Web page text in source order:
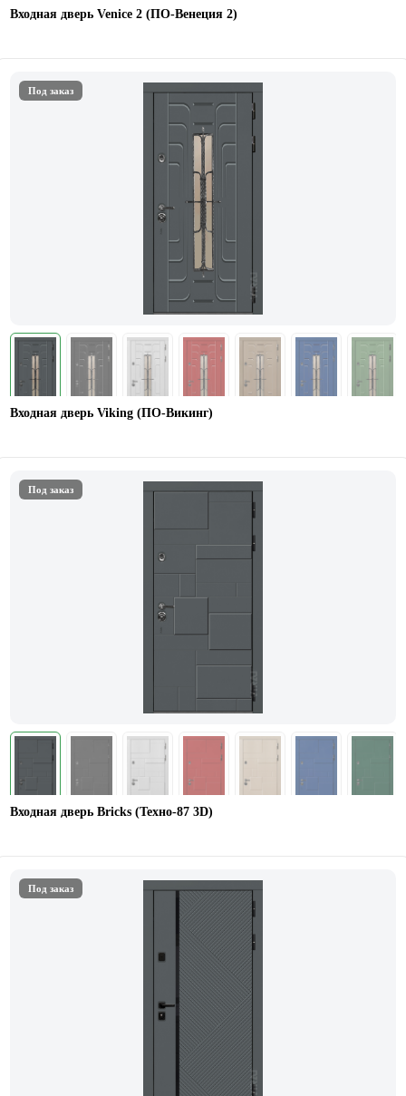
Входная дверь Venice 2 (ПО-Венеция 2)
Под заказ
Входная дверь Viking (ПО-Викинг)
Под заказ
Входная дверь Bricks (Техно-87 3D)
Под заказ